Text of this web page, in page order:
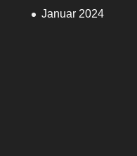
Januar 2024